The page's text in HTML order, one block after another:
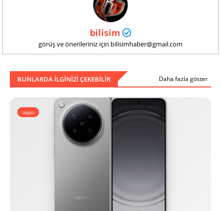
bilisim
görüş ve önerileriniz için bilisimhaber@gmail.com
BUNLARDA ILGINIZI ÇEKEBILIR Daha fazla göster
oppo